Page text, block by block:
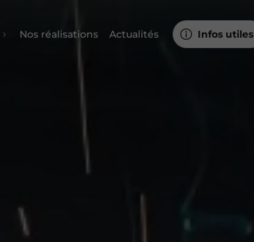
Nos réalisations Actualités Infos utiles